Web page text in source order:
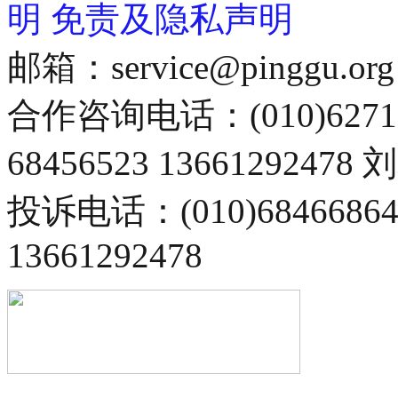
明 免责及隐私声明
邮箱：service@pinggu.org
合作咨询电话：
68456523 13661292478
投诉电话：
13661292478